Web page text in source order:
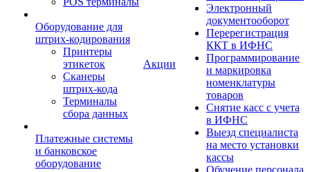
Оборудование для
штрих-кодирования
Принтеры
этикеток
Сканеры
штрих-кода
Терминалы
сбора данных
Платежные системы
и банковское
оборудование
Акции
Электронный
документооборот
Перерегистрация
ККТ в ИФНС
Программирование
и маркировка
номенклатуры
товаров
Снятие касс с учета
в ИФНС
Выезд специалиста
на место установки
кассы
Обучение персонала